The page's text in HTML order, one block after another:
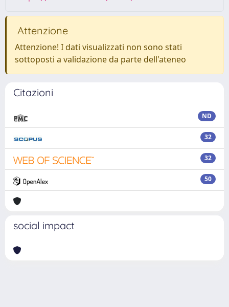
Attenzione
Attenzione! I dati visualizzati non sono stati
sottoposti a validazione da parte dell'ateneo
Citazioni
ND
32
32
50
social impact